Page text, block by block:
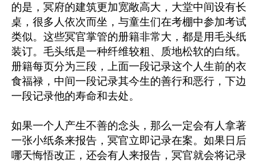
的是，冥府的建筑更加宽敞高大，大堂中间设有长
桌，很多人依次而坐，与童生们在考棚中参加考试
类似。这些冥官掌管的册籍非常大，都是用毛头纸
装订。毛头纸是一种纤维较粗、质地松软的白纸。
册籍每页分为三段，上面一段记录这个人生前的衣
食福禄，中间一段记录其今生的善行和恶行，下边
一段记录他的寿命和去处。
如果一个人产生不善的念头，那么一定会有人拿著
一张小纸条来报告，冥官立即记录在案。如果日后
哪天悔悟改正，还会有人来报告，冥官就会将记录